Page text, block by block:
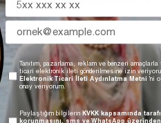
Tanıtım, pazarlama, reklam ve benzeri amaçlarla
ticari elektronik ileti gönderilmesine izin
Elektronik Ticari İleti Aydınlatma Metni 'ni
onay veriyorum.
Paylaştığım bilgilerin
KVKK kapsamında
korunmasını, sms ve WhatsApp üzerinden